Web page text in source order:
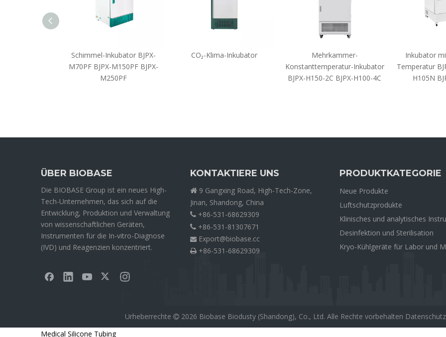
Schimmel-Inkubator BJPX-
M70PF BJPX-M150PF BJPX-
M250PF
CO₂-Klima-Inkubator
Mehrkammer-
Konstanttemperatur-Inkubator
BJPX-H150-2C BJPX-H100-4C
Inkubator
Temperatur
H105N
ÜBER BIOBASE
Die BIOBASE Group ist ein neues High-
Tech-Unternehmen, das sich auf die
Entwicklung, Produktion und Verwaltung
von wissenschaftlichen Geräten,
Instrumenten für die In-vitro-Diagnose
(IVD) und Reagenzien konzentriert.
KONTAKTIERE UNS
 9 Gangxing Road, High-Tech-Zone,
Jinan, Shandong, China
 +86-531-68629309
 +86-531-81307671
 Export@biobase.cc
 +86-531-68629309
PRODUKTKATEGORIE
Neue Produkte
Luftschutzprodukte
Klinisches und analytisches
Desinfektion und Sterilisation
Kryo-Kühlgeräte für Labor und
Urheberrechte  2026 Biobase Biodusty (Shandong), Co., Ltd. Alle Rechte vorbehalten
Medical Silicone Tubing